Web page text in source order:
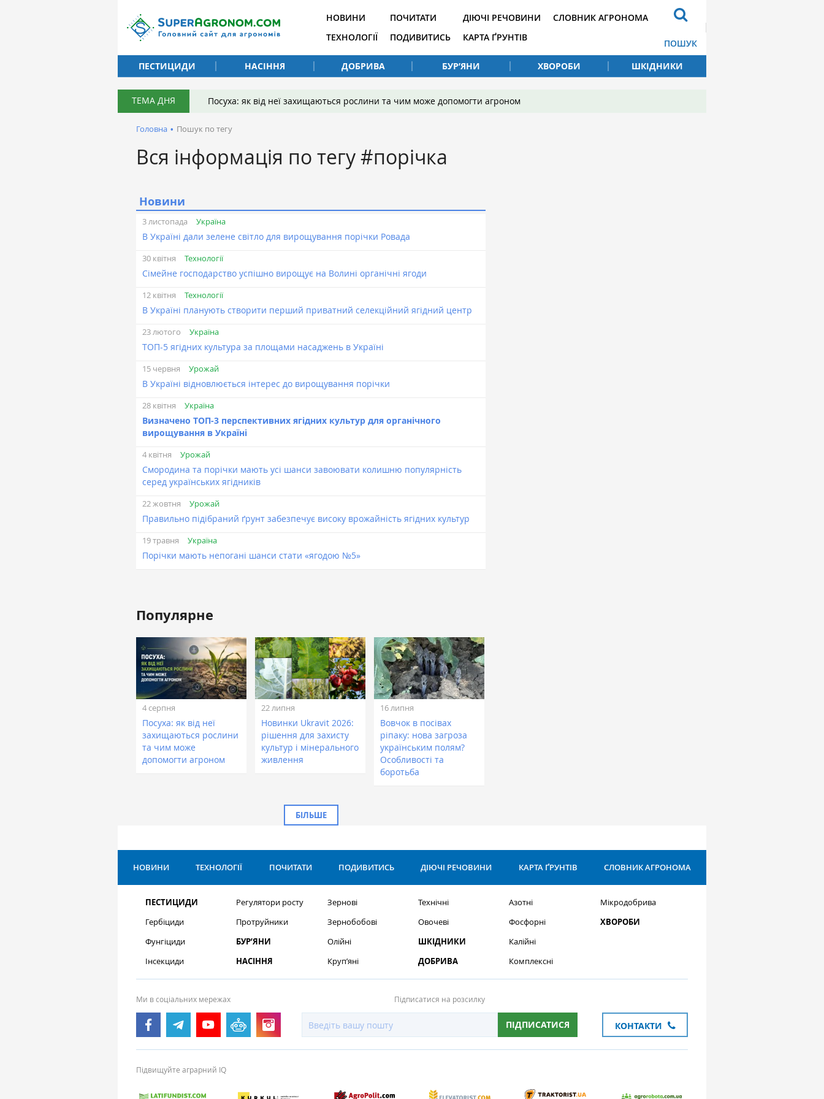
НОВИНИ
ТЕХНОЛОГІЇ
ПОЧИТАТИ
ПОДИВИТИСЬ
ДІЮЧІ РЕЧОВИНИ
КАРТА ҐРУНТІВ
СЛОВНИК АГРОНОМА
ПОШУК
ПЕСТИЦИДИ
НАСІННЯ ДОБРИВА БУР’ЯНИ ХВОРОБИ ШКІДНИКИ
ТЕМА ДНЯ Посуха: як від неї захищаються рослини та чим може допомогти агроном
Головна • Пошук по тегу
Вся інформація по тегу #порічка
Новини
3 листопада Україна
В Україні дали зелене світло для вирощування порічки Ровада
30 квітня Технології
Сімейне господарство успішно вирощує на Волині органічні ягоди
12 квітня Технології
В Україні планують створити перший приватний селекційний ягідний центр
23 лютого Україна
ТОП-5 ягідних культура за площами насаджень в Україні
15 червня Урожай
В Україні відновлюється інтерес до вирощування порічки
28 квітня Україна
Визначено ТОП-3 перспективних ягідних культур для органічного
вирощування в Україні
4 квітня Урожай
Смородина та порічки мають усі шанси завоювати колишню популярність
серед українських ягідників
22 жовтня Урожай
Правильно підібраний ґрунт забезпечує високу врожайність ягідних культур
19 травня Україна
Порічки мають непогані шанси стати «ягодою №5»
Популярне
4 серпня
Посуха: як від неї
захищаються рослини
та чим може
допомогти агроном
22 липня
Новинки Ukravit 2026:
рішення для захисту
культур і мінерального
живлення
16 липня
Вовчок в посівах
ріпаку: нова загроза
українським полям?
Особливості та
боротьба
БІЛЬШЕ
НОВИНИ ТЕХНОЛОГІЇ ПОЧИТАТИ ПОДИВИТИСЬ ДІЮЧІ РЕЧОВИНИ КАРТА ҐРУНТІВ СЛОВНИК АГРОНОМА
ПЕСТИЦИДИ
Гербіциди
Фунгіциди
Інсекциди
Регулятори росту
Протруйники
БУР’ЯНИ
НАСІННЯ
Зернові
Зернобобові
Олійні
Круп’яні
Технічні
Овочеві
ШКІДНИКИ
ДОБРИВА
Азотні
Фосфорні
Калійні
Комплексні
Мікродобрива
ХВОРОБИ
Ми в соціальних мережах Підписатися на розсилку
ПІДПИСАТИСЯ КОНТАКТИ
Підвищуйте аграрний IQ